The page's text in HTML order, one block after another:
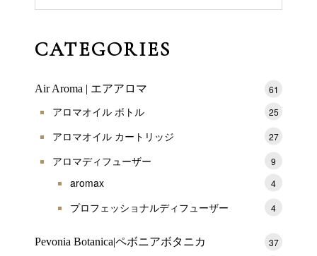
CATEGORIES
Air Aroma | エアアロマ 61
アロマオイル ボトル 25
アロマオイル カートリッジ 27
アロマディフューザー 9
aromax 4
プロフェッショナルディフューザー 4
Pevonia Botanica|ペボニアボタニカ 37